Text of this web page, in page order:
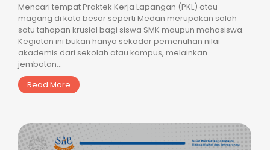
Mencari tempat Praktek Kerja Lapangan (PKL) atau
magang di kota besar seperti Medan merupakan salah
satu tahapan krusial bagi siswa SMK maupun mahasiswa.
Kegiatan ini bukan hanya sekadar pemenuhan nilai
akademis dari sekolah atau kampus, melainkan
jembatan...
Read More